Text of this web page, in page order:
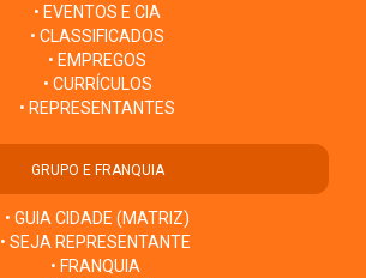
• EVENTOS E CIA
• CLASSIFICADOS
• EMPREGOS
• CURRÍCULOS
• REPRESENTANTES
GRUPO E FRANQUIA
• GUIA CIDADE (MATRIZ)
• SEJA REPRESENTANTE
• FRANQUIA